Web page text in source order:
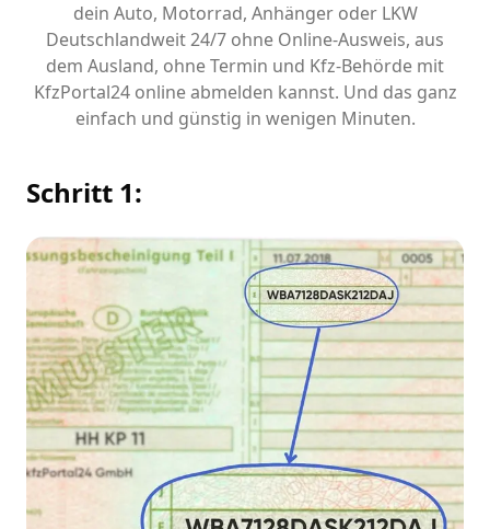
dein Auto, Motorrad, Anhänger oder LKW
Deutschlandweit 24/7 ohne Online-Ausweis, aus
dem Ausland, ohne Termin und Kfz-Behörde mit
KfzPortal24 online abmelden kannst. Und das ganz
einfach und günstig in wenigen Minuten.
Schritt 1: